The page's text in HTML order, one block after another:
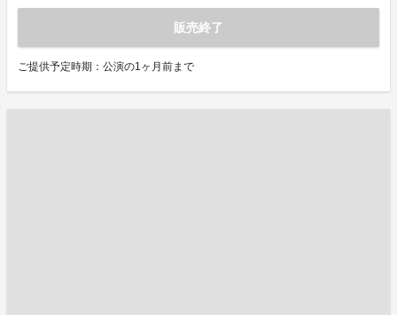
販売終了
ご提供予定時期：公演の1ヶ月前まで